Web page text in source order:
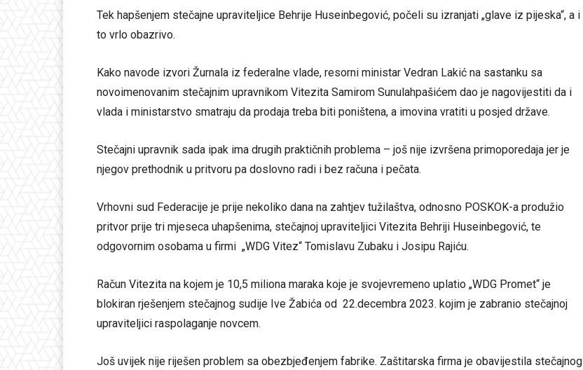
Tek hapšenjem stečajne upraviteljice Behrije Huseinbegović, počeli su izranjati „glave iz pijeska“, a i
to vrlo obazrivo.
Kako navode izvori Žurnala iz federalne vlade, resorni ministar Vedran Lakić na sastanku sa
novoimenovanim stečajnim upravnikom Vitezita Samirom Sunulahpašićem dao je nagovijestiti da i
vlada i ministarstvo smatraju da prodaja treba biti poništena, a imovina vratiti u posjed države.
Stečajni upravnik sada ipak ima drugih praktičnih problema – još nije izvršena primoporedaja jer je
njegov prethodnik u pritvoru pa doslovno radi i bez računa i pečata.
Vrhovni sud Federacije je prije nekoliko dana na zahtjev tužilaštva, odnosno POSKOK-a produžio
pritvor prije tri mjeseca uhapšenima, stečajnoj upraviteljici Vitezita Behriji Huseinbegović, te
odgovornim osobama u firmi „WDG Vitez“ Tomislavu Zubaku i Josipu Rajiću.
Račun Vitezita na kojem je 10,5 miliona maraka koje je svojevremeno uplatio „WDG Promet“ je
blokiran rješenjem stečajnog sudije Ive Žabića od 22.decembra 2023. kojim je zabranio stečajnoj
upraviteljici raspolaganje novcem.
Još uvijek nije riješen problem sa obezbjeđenjem fabrike. Zaštitarska firma je obavijestila stečajnog